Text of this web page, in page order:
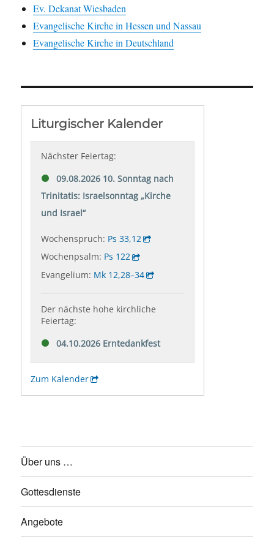
Ev. Dekanat Wiesbaden
Evangelische Kirche in Hessen und Nassau
Evangelische Kirche in Deutschland
Über uns …
Gottesdienste
Angebote